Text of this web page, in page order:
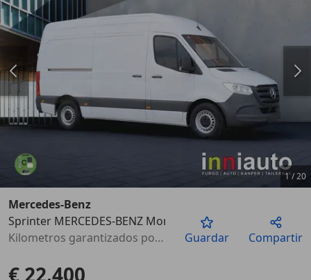
Anterior
1/20
Mercedes-Benz
Sprinter MERCEDES-BENZ Monovolumen 143cv Automáti
Kilometros garantizados por escrito
Guardar Compartir
€ 22.400